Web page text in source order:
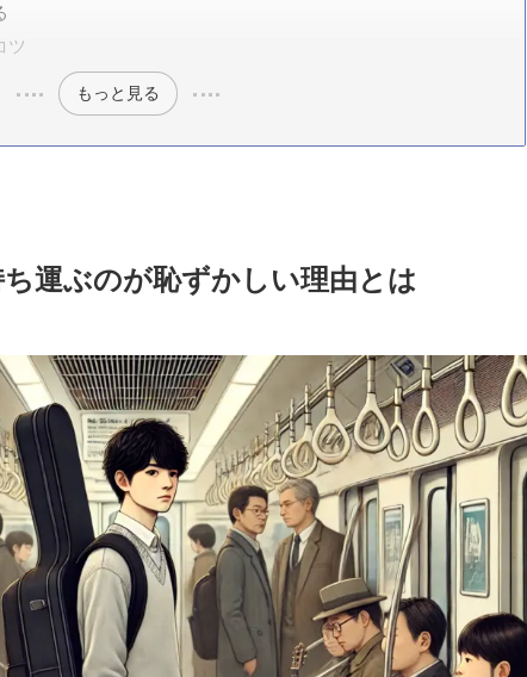
ツ
もっと見る
運ぶのが恥ずかしい理由とは